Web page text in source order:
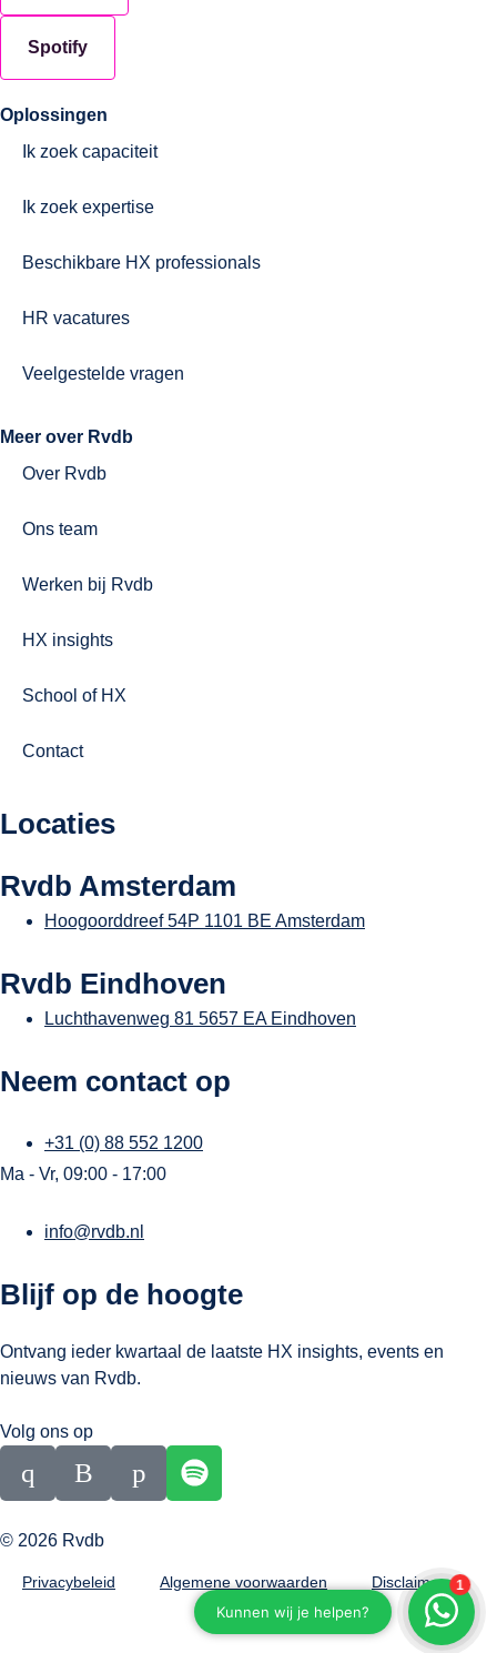
Spotify
Oplossingen
Ik zoek capaciteit
Ik zoek expertise
Beschikbare HX professionals
HR vacatures
Veelgestelde vragen
Meer over Rvdb
Over Rvdb
Ons team
Werken bij Rvdb
HX insights
School of HX
Contact
Locaties
Rvdb Amsterdam
Hoogoorddreef 54P 1101 BE Amsterdam
Rvdb Eindhoven
Luchthavenweg 81 5657 EA Eindhoven
Neem contact op
+31 (0) 88 552 1200
Ma - Vr, 09:00 - 17:00
info@rvdb.nl
Blijf op de hoogte
Ontvang ieder kwartaal de laatste HX insights, events en
nieuws van Rvdb.
Volg ons op
© 2026 Rvdb
Privacybeleid Algemene voorwaarden Disclaimer